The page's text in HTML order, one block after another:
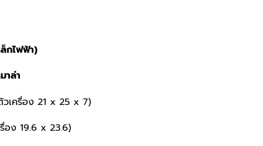
กไฟฟ้า)
าล่า
วเครื่อง 21 x 25 x 7)
อง 19.6 x 23.6)